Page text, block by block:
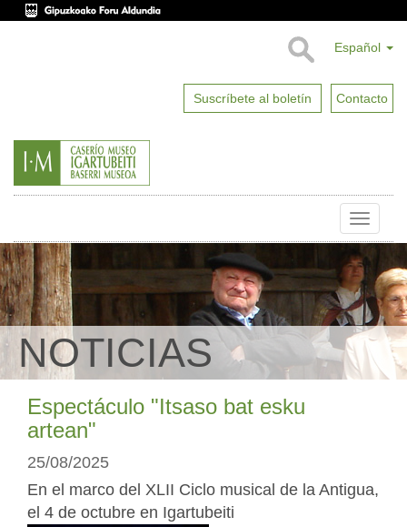
Español
Suscríbete al boletín Contacto
Toggle
NOTICIAS
Espectáculo "Itsaso bat esku
artean"
25/08/2025
En el marco del XLII Ciclo musical de la Antigua,
el 4 de octubre en Igartubeiti